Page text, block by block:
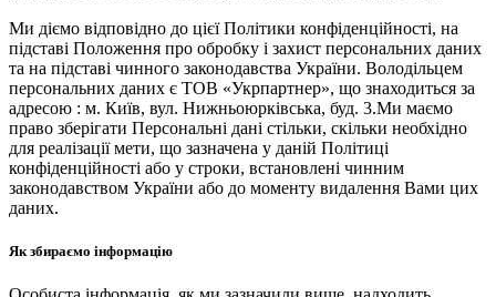
Ми діємо відповідно до цієї Політики конфіденційності, на
підставі Положення про обробку і захист персональних даних
та на підставі чинного законодавства України. Володільцем
персональних даних є ТОВ «Укрпартнер», що знаходиться за
адресою : м. Київ, вул. Нижньоюркiвська, буд. 3.Ми маємо
право зберігати Персональні дані стільки, скільки необхідно
для реалізації мети, що зазначена у даній Політиці
конфіденційності або у строки, встановлені чинним
законодавством України або до моменту видалення Вами цих
даних.
Як збираємо інформацію